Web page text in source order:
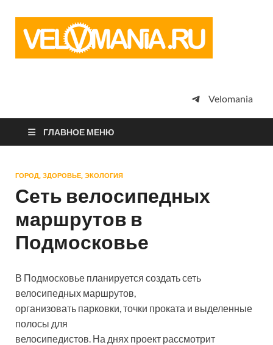
просто
Velomania
ГЛАВНОЕ МЕНЮ
ГОРОД, ЗДОРОВЬЕ, ЭКОЛОГИЯ
Сеть велосипедных
маршрутов в
Подмосковье
В Подмосковье планируется создать сеть
велосипедных маршрутов,
организовать парковки, точки проката и выделенные
полосы для
велосипедистов. На днях проект рассмотрит